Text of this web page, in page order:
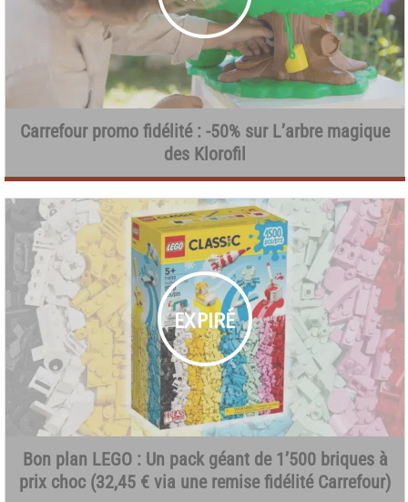
Carrefour promo fidélité : -50% sur L’arbre magique
des Klorofil
Bon plan LEGO : Un pack géant de 1’500 briques à
prix choc (32,45 € via une remise fidélité Carrefour)